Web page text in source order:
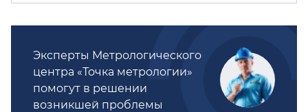
Эксперты Метрологического
центра «Точка метрологии»
помогут в решении
возникшей проблемы